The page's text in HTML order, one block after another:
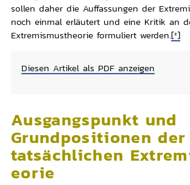
sollen daher die Auffassungen der
noch einmal erläutert und eine Kritik an
Extremismustheorie formuliert werden.[2]
Diesen Artikel als PDF anzeigen
Ausgangspunkt und
Grundpositionen der
tatsächlichen
eorie